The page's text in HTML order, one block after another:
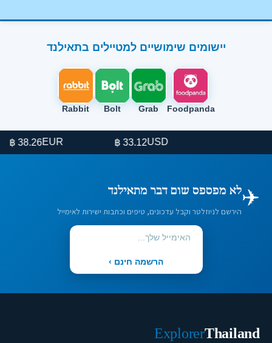
יישומים שימושיים למטיילים בתאילנד
Foodpanda
Grab
Bolt
Rabbit
USD
33.12 ฿
EUR
38.26 ฿
✈️לא מפספס שום דבר מתאילנד
הירשם לניוזלטר וקבל עדכונים, טיפים וכתבות ישירות לאימייל
הרשמה חינם ›
Thailand
Explorer